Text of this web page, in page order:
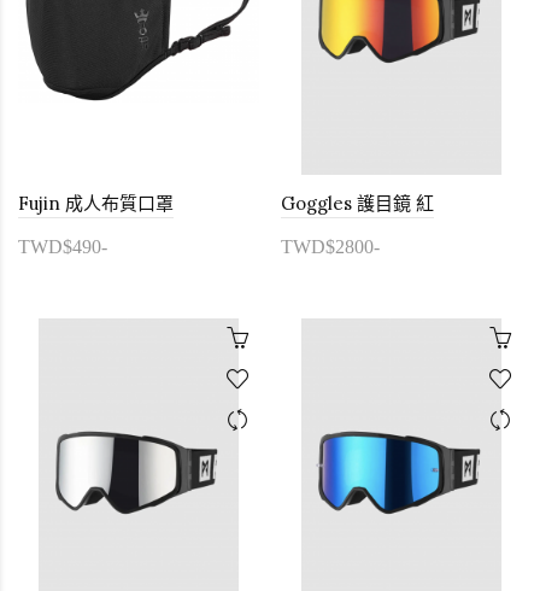
Fujin 成人布質口罩
TWD$490-
Goggles 護目鏡 紅
TWD$2800-